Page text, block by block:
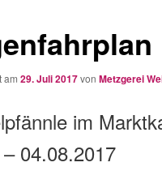
am 29. Juli 2017von Metzgerei
im
04.08.2017